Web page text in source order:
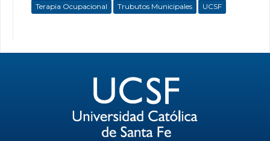
Terapia Ocupacional
Trubutos Municipales UCSF